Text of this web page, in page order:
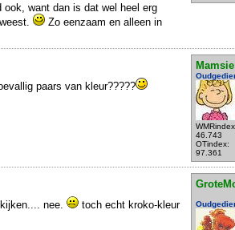
ook, want dan is dat wel heel erg
Zo eenzaam en alleen in
Mamsie
46.743
OTindex:
97.361
paars van kleur?????
nee.
toch echt kroko-kleur